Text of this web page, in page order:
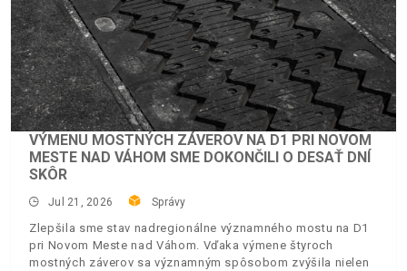
VÝMENU MOSTNÝCH ZÁVEROV NA D1 PRI NOVOM
MESTE NAD VÁHOM SME DOKONČILI O DESAŤ DNÍ
SKÔR
Jul 21, 2026 Správy
Zlepšila sme stav nadregionálne významného mostu na D1
pri Novom Meste nad Váhom. Vďaka výmene štyroch
mostných záverov sa významným spôsobom zvýšila nielen